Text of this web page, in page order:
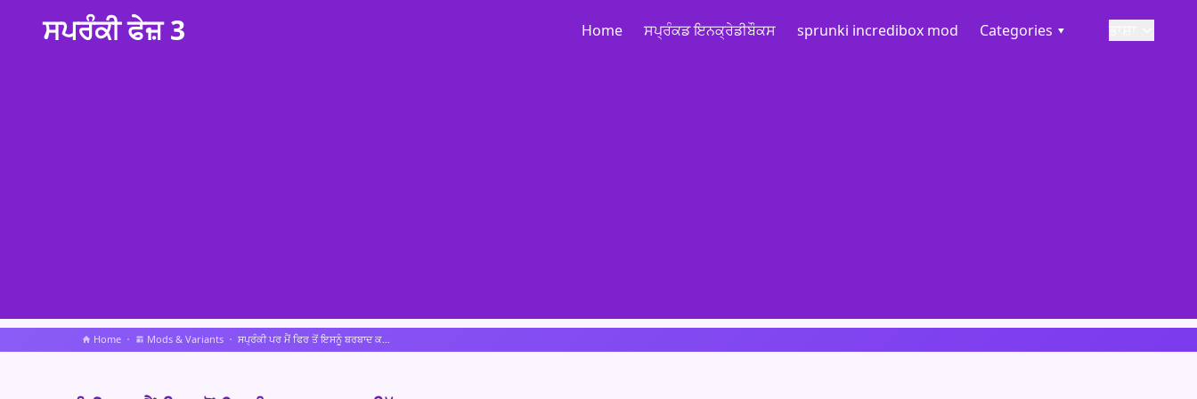
ਸਪਰੰਕੀ ਫੇਜ਼ 3 Home ਸਪ੍ਰੰਕਡ ਇਨਕ੍ਰੇਡੀਬੌਕਸ sprunki incredibox mod Categories ▾
Home Mods & Variants ਸਪ੍ਰੰਕੀ ਪਰ ਮੈਂ ਫਿਰ ਤੋਂ ਇਸਨੂੰ ਬਰਬਾਦ ਕਰ ਦਿੱਤਾ।